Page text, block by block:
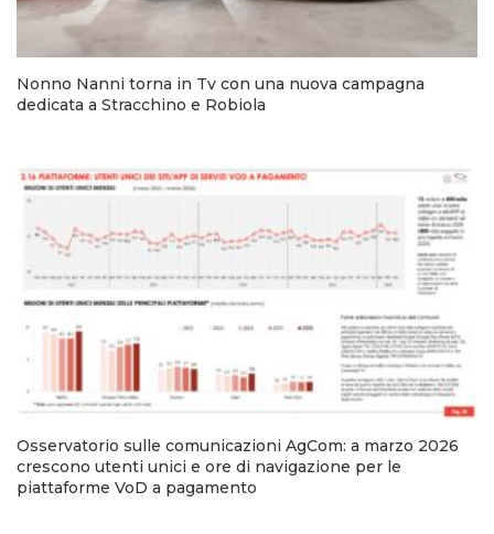
Nonno Nanni torna in Tv con una nuova campagna
dedicata a Stracchino e Robiola
Osservatorio sulle comunicazioni AgCom: a marzo 2026
crescono utenti unici e ore di navigazione per le
piattaforme VoD a pagamento